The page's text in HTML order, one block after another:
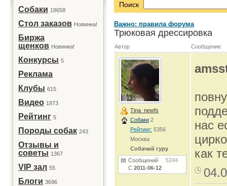
Собаки 18658
Стол заказов Новинка!
Биржа
щенков Новинка!
Конкурсы 5
Реклама
Клубы 615
Видео 1873
Рейтинг 5
Породы собак 243
Отзывы и
советы 1367
VIP зал 55
Блоги 3696
Поиск
Важно: правила форума
Трюковая дрессировка
Автор Сообщение
Tina_newfs
Собаки 2
Рейтинг: 5356
Москва
Собачий гуру
Сообщений 5244
С 2011-06-12
нас
как